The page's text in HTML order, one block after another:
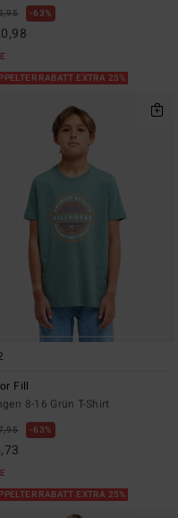
63%
RABATT EXTRA 25%
Fill
8-16 Grün T-Shirt
63%
RABATT EXTRA 25%